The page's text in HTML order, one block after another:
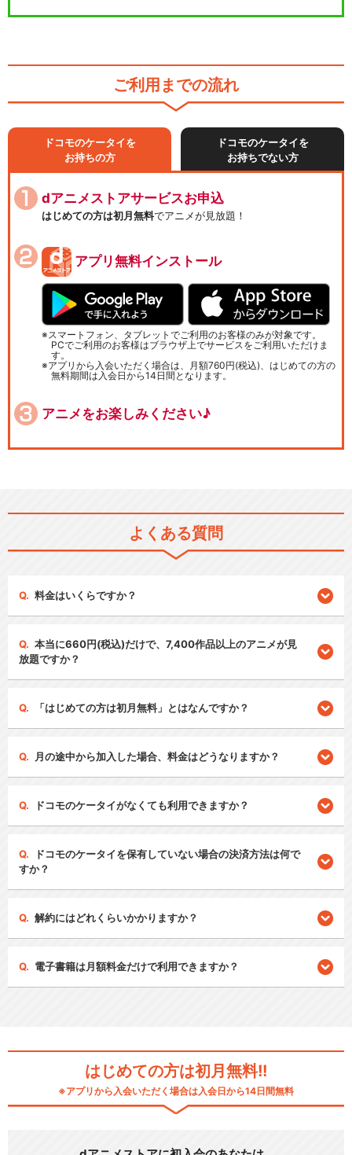
ご利用までの流れ
ドコモのケータイを
お持ちの方
ドコモのケータイを
お持ちでない方
dアニメストアサービスお申込
はじめての方は初月無料でアニメが見放題！
アプリ無料インストール
スマートフォン、タブレットでご利用のお客様のみが対象です。
PCでご利用のお客様はブラウザ上でサービスをご利用いただけま
す。
アプリから入会いただく場合は、月額760円(税込)、はじめての方の
無料期間は入会日から14日間となります。
アニメをお楽しみください♪
よくある質問
料金はいくらですか？
本当に660円(税込)だけで、7,400作品以上のアニメが見
放題ですか？
「はじめての方は初月無料」とはなんですか？
月の途中から加入した場合、料金はどうなりますか？
ドコモのケータイがなくても利用できますか？
ドコモのケータイを保有していない場合の決済方法は何で
すか？
解約にはどれくらいかかりますか？
電子書籍は月額料金だけで利用できますか？
はじめての方は初月無料!!
※アプリから入会いただく場合は入会日から14日間無料